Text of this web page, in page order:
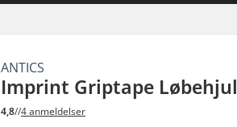
ANTICS
Imprint Griptape Løbehjul
4,8//4 anmeldelser